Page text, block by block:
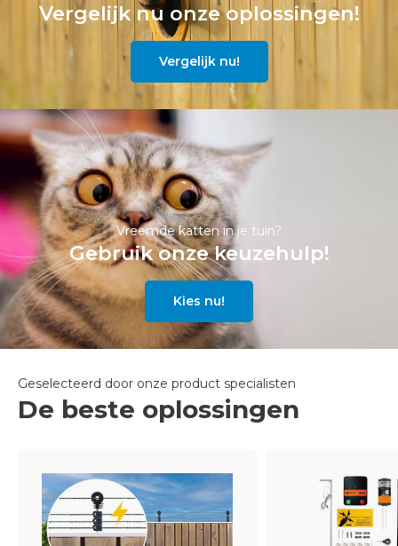
Vergelijk nu onze oplossingen!
Vergelijk nu!
Vreemde katten in je tuin?
Gebruik onze keuzehulp!
Kies nu!
Geselecteerd door onze product specialisten
De beste oplossingen